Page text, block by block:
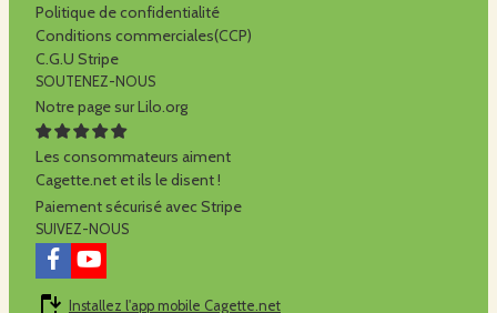
Politique de confidentialité
Conditions commerciales(CCP)
C.G.U Stripe
SOUTENEZ-NOUS
Notre page sur Lilo.org
Les consommateurs aiment
Cagette.net et ils le disent !
Paiement sécurisé avec Stripe
SUIVEZ-NOUS
Installez l'app mobile Cagette.net